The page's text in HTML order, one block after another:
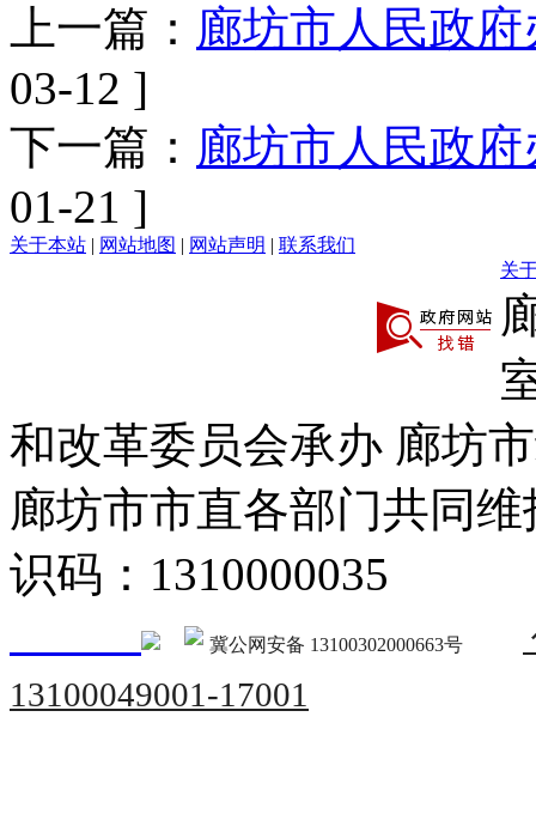
上一篇： 廊坊市人民政
03-12 ]
下一篇： 廊坊市人民政
01-21 ]
关于本站 | 网站地图 | 网站声明 | 联系我们
关
和改革委员会承办 廊坊
廊坊市市直各部门共同
识码：1310000035
冀公网安备 13100302000663号
13100049001-17001